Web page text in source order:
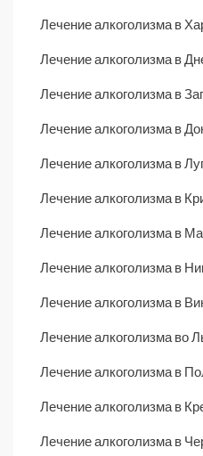
Лечение алкоголизма в
Лечение алкоголизма в
Лечение алкоголизма в
Лечение алкоголизма в
Лечение алкоголизма в
Лечение алкоголизма в
Лечение алкоголизма в
Лечение алкоголизма в
Лечение алкоголизма в
Лечение алкоголизма во
Лечение алкоголизма в
Лечение алкоголизма в
Лечение алкоголизма в